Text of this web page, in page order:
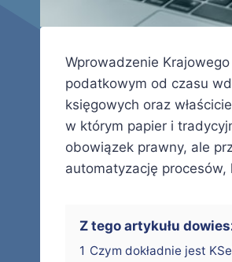
Wprowadzenie
podatkowym od czasu
księgowych oraz
w którym papier i
obowiązek prawny, ale
automatyzację procesów,
Z tego artykułu
1 Czym dokładnie jest